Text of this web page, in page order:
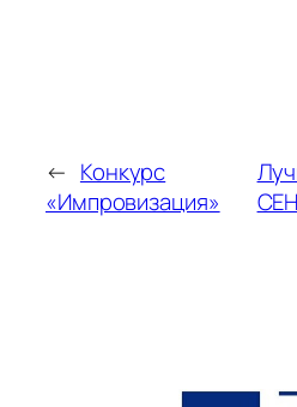
← Конкурс
«Импровизация»